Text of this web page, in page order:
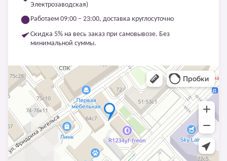
Электрозаводская)
Работаем 09:00 – 23:00, доставка круглосуточно
Скидка 5% на весь заказ при самовывозе. Без
минимальной суммы.